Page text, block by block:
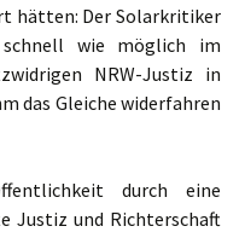
hätten: Der Solarkritiker
wie möglich im
NRW-Justiz in
das Gleiche widerfahren
durch eine
Justiz und Richterschaft